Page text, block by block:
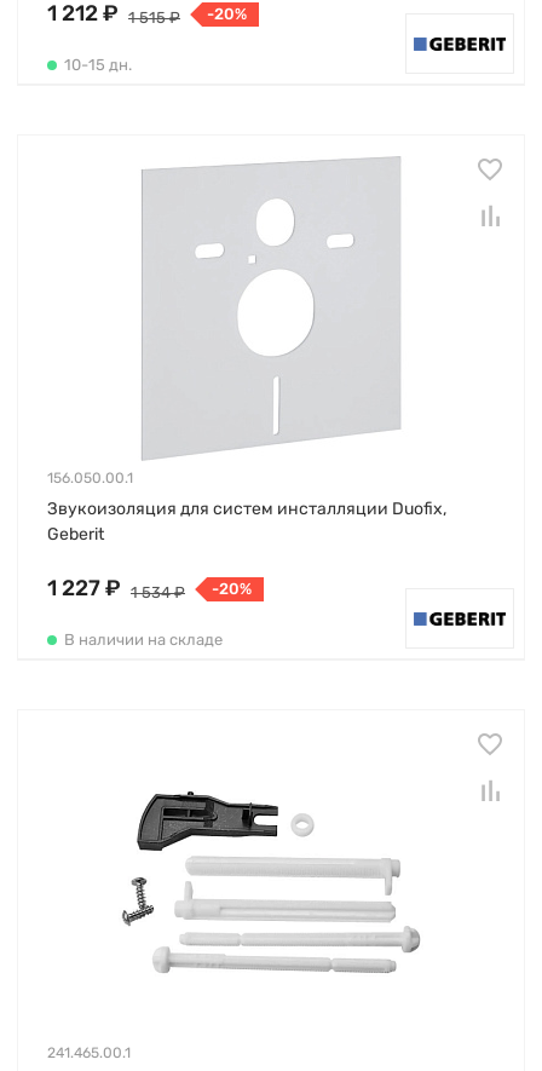
1 212 ₽ 1 515 ₽ -20%
10-15 дн.
156.050.00.1
Звукоизоляция для систем инсталляции Duofix,
Geberit
1 227 ₽ 1 534 ₽ -20%
В наличии на складе
241.465.00.1